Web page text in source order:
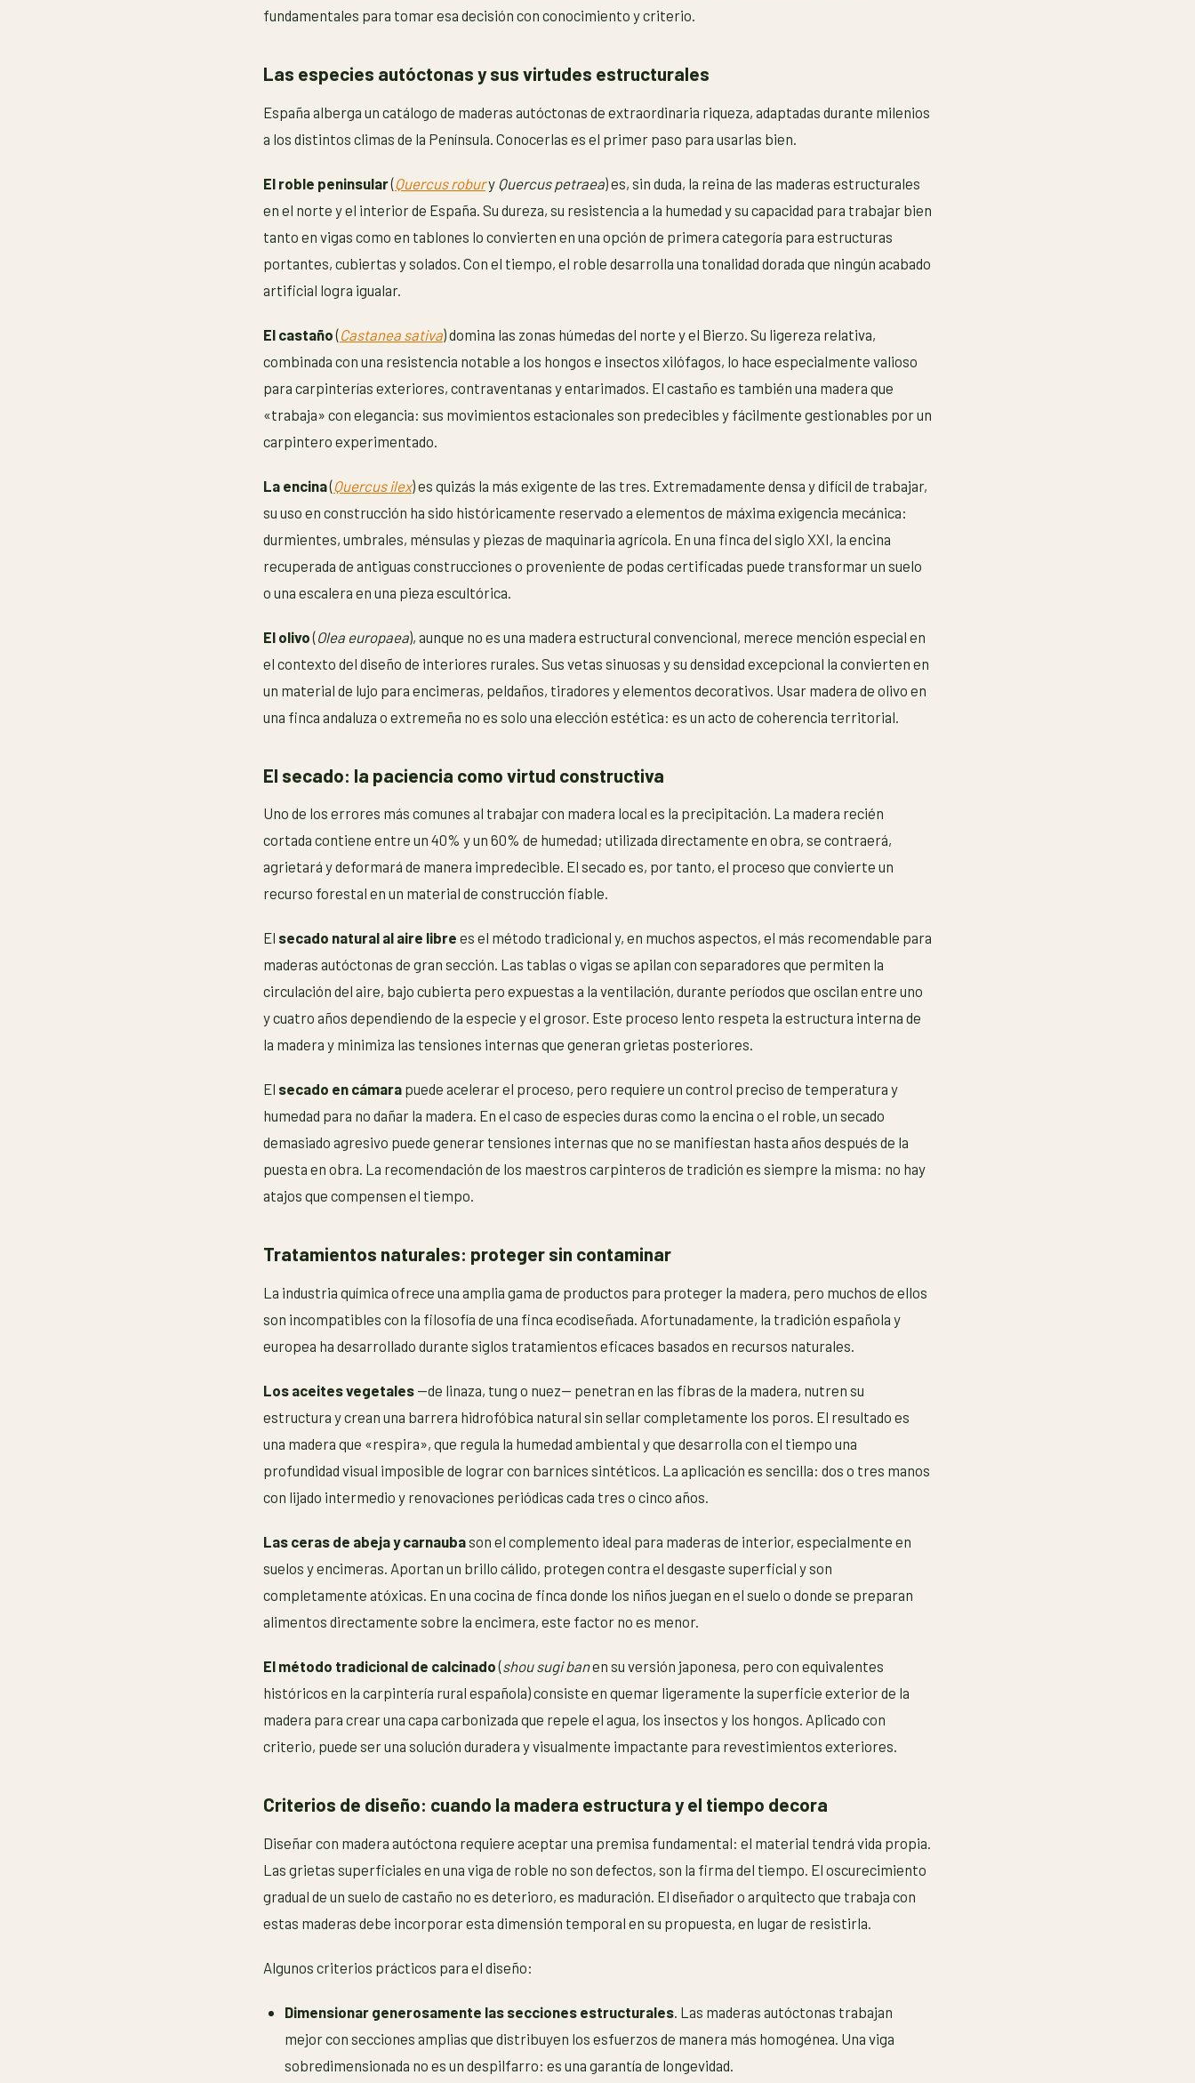
fundamentales para tomar esa decisión con conocimiento y criterio.
Las especies autóctonas y sus virtudes estructurales
España alberga un catálogo de maderas autóctonas de extraordinaria riqueza, adaptadas durante milenios
a los distintos climas de la Península. Conocerlas es el primer paso para usarlas bien.
El roble peninsular(Quercus robury Quercus petraea) es, sin duda, la reina de las maderas estructurales
en el norte y el interior de España. Su dureza, su resistencia a la humedad y su capacidad para trabajar bien
tanto en vigas como en tablones lo convierten en una opción de primera categoría para estructuras
portantes, cubiertas y solados. Con el tiempo, el roble desarrolla una tonalidad dorada que ningún acabado
artificial logra igualar.
El castaño(Castanea sativa) domina las zonas húmedas del norte y el Bierzo. Su ligereza relativa,
combinada con una resistencia notable a los hongos e insectos xilófagos, lo hace especialmente valioso
para carpinterías exteriores, contraventanas y entarimados. El castaño es también una madera que
«trabaja» con elegancia: sus movimientos estacionales son predecibles y fácilmente gestionables por un
carpintero experimentado.
La encina(Quercus ilex) es quizás la más exigente de las tres. Extremadamente densa y difícil de trabajar,
su uso en construcción ha sido históricamente reservado a elementos de máxima exigencia mecánica:
durmientes, umbrales, ménsulas y piezas de maquinaria agrícola. En una finca del siglo XXI, la encina
recuperada de antiguas construcciones o proveniente de podas certificadas puede transformar un suelo
o una escalera en una pieza escultórica.
El olivo(Olea europaea), aunque no es una madera estructural convencional, merece mención especial en
el contexto del diseño de interiores rurales. Sus vetas sinuosas y su densidad excepcional la convierten en
un material de lujo para encimeras, peldaños, tiradores y elementos decorativos. Usar madera de olivo en
una finca andaluza o extremeña no es solo una elección estética: es un acto de coherencia territorial.
El secado: la paciencia como virtud constructiva
Uno de los errores más comunes al trabajar con madera local es la precipitación. La madera recién
cortada contiene entre un 40% y un 60% de humedad; utilizada directamente en obra, se contraerá,
agrietará y deformará de manera impredecible. El secado es, por tanto, el proceso que convierte un
recurso forestal en un material de construcción fiable.
El secado natural al aire libre es el método tradicional y, en muchos aspectos, el más recomendable para
maderas autóctonas de gran sección. Las tablas o vigas se apilan con separadores que permiten la
circulación del aire, bajo cubierta pero expuestas a la ventilación, durante períodos que oscilan entre uno
y cuatro años dependiendo de la especie y el grosor. Este proceso lento respeta la estructura interna de
la madera y minimiza las tensiones internas que generan grietas posteriores.
El secado en cámara puede acelerar el proceso, pero requiere un control preciso de temperatura y
humedad para no dañar la madera. En el caso de especies duras como la encina o el roble, un secado
demasiado agresivo puede generar tensiones internas que no se manifiestan hasta años después de la
puesta en obra. La recomendación de los maestros carpinteros de tradición es siempre la misma: no hay
atajos que compensen el tiempo.
Tratamientos naturales: proteger sin contaminar
La industria química ofrece una amplia gama de productos para proteger la madera, pero muchos de ellos
son incompatibles con la filosofía de una finca ecodiseñada. Afortunadamente, la tradición española y
europea ha desarrollado durante siglos tratamientos eficaces basados en recursos naturales.
Los aceites vegetales —de linaza, tung o nuez— penetran en las fibras de la madera, nutren su
estructura y crean una barrera hidrofóbica natural sin sellar completamente los poros. El resultado es
una madera que «respira», que regula la humedad ambiental y que desarrolla con el tiempo una
profundidad visual imposible de lograr con barnices sintéticos. La aplicación es sencilla: dos o tres manos
con lijado intermedio y renovaciones periódicas cada tres o cinco años.
Las ceras de abeja y carnaubason el complemento ideal para maderas de interior, especialmente en
suelos y encimeras. Aportan un brillo cálido, protegen contra el desgaste superficial y son
completamente atóxicas. En una cocina de finca donde los niños juegan en el suelo o donde se preparan
alimentos directamente sobre la encimera, este factor no es menor.
El método tradicional de calcinado(shou sugi banen su versión japonesa, pero con equivalentes
históricos en la carpintería rural española) consiste en quemar ligeramente la superficie exterior de la
madera para crear una capa carbonizada que repele el agua, los insectos y los hongos. Aplicado con
criterio, puede ser una solución duradera y visualmente impactante para revestimientos exteriores.
Criterios de diseño: cuando la madera estructura y el tiempo decora
Diseñar con madera autóctona requiere aceptar una premisa fundamental: el material tendrá vida propia.
Las grietas superficiales en una viga de roble no son defectos, son la firma del tiempo. El oscurecimiento
gradual de un suelo de castaño no es deterioro, es maduración. El diseñador o arquitecto que trabaja con
estas maderas debe incorporar esta dimensión temporal en su propuesta, en lugar de resistirla.
Algunos criterios prácticos para el diseño:
Dimensionar generosamente las secciones estructurales . Las maderas autóctonas trabajan
mejor con secciones amplias que distribuyen los esfuerzos de manera más homogénea. Una viga
sobredimensionada no es un despilfarro: es una garantía de longevidad.